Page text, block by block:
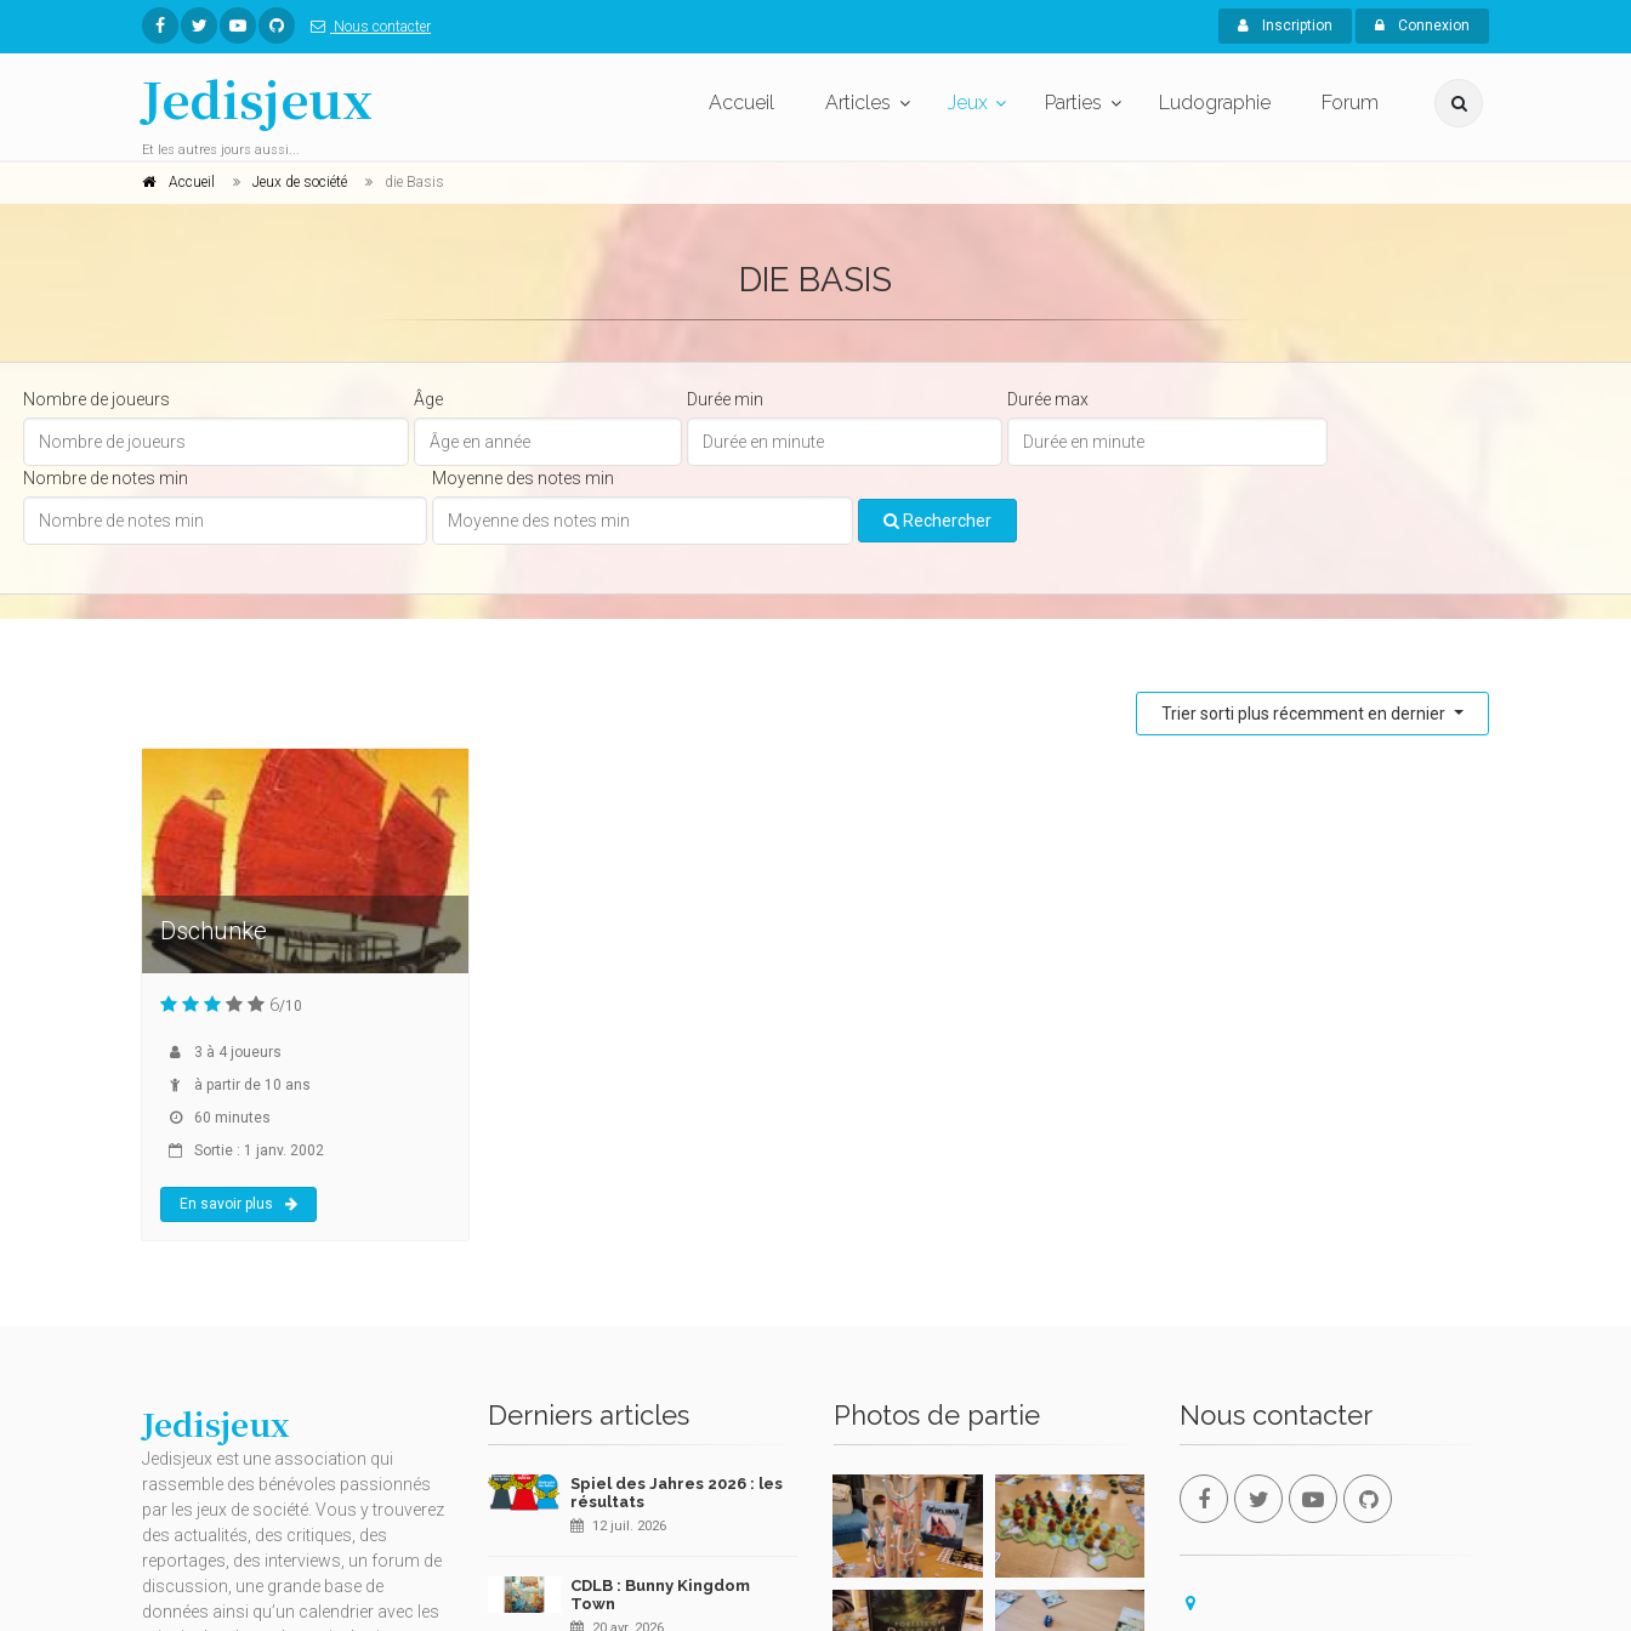
Nous contacter Inscription Connexion
Jedisjeux
Et les autres jours aussi...
Accueil Articles Jeux Parties Ludographie Forum
Accueil Jeux de société die Basis
DIE BASIS
Nombre de joueurs Âge Durée min Durée max
Nombre de notes min Moyenne des notes min
Rechercher
Trier sorti plus récemment en dernier
Dschunke
6/10
3 à 4 joueurs
à partir de 10 ans
60 minutes
Sortie : 1 janv. 2002
En savoir plus
Jedisjeux
Jedisjeux est une association qui
rassemble des bénévoles passionnés
par les jeux de société. Vous y trouverez
des actualités, des critiques, des
reportages, des interviews, un forum de
discussion, une grande base de
données ainsi qu’un calendrier avec les
Derniers articles
Spiel des Jahres 2026 : les
résultats
12 juil. 2026
CDLB : Bunny Kingdom
Town
20 avr. 2026
Photos de partie Nous contacter